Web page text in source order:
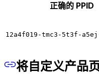
正确的 PPID
12a4f019-tmc3-5t3f-
将自定义产品